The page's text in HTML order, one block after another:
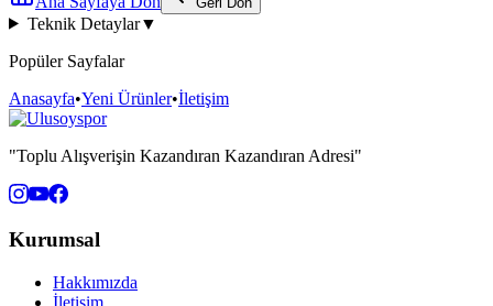
Teknik Detaylar▼
Popüler Sayfalar
Anasayfa•Yeni Ürünler•İletişim
"Toplu Alışverişin Kazandıran Kazandıran Adresi"
Kurumsal
Hakkımızda